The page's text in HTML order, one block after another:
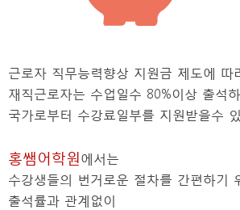
근로자 직무능력향상 지원금 제도에 따
재직근로자는 수업일수 80%이상 출석
국가로부터 수강료일부를 지원받을수
홍쌤어학원에서는
수강생들의 번거로운 절차를 간편하기
출석률과 관계없이